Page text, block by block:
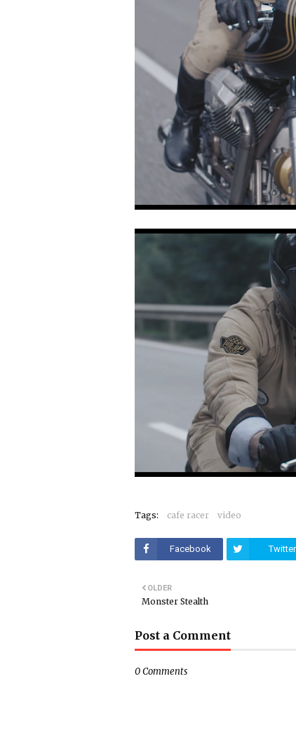
Tags: cafe racer video
Facebook Twitter
OLDER
Monster Stealth
Post a Comment
0 Comments